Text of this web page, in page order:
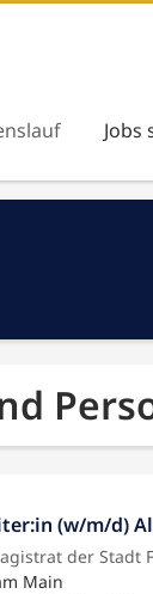
Jobs
(w/m/d)
der Stadt
Main